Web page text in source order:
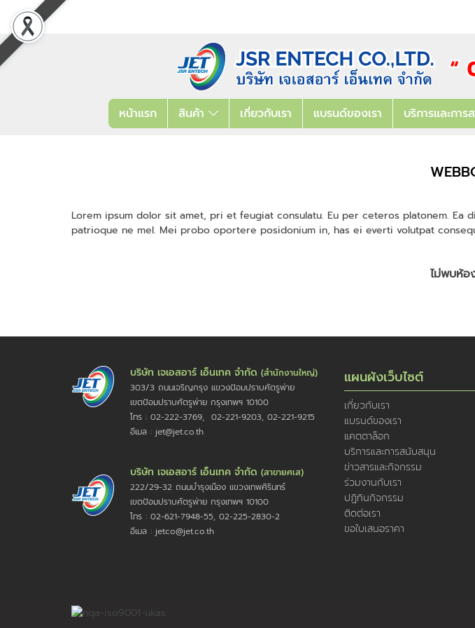
หน้าแรก สินค้า เกี่ยวกับเรา แบรนด์ของเรา บริการและกา
Lorem ipsum dolor sit amet, pri et feugiat consulatu. Eu per ceteros platonem. Ea
patrioque ne mel. Mei probo oportere posidonium in, has ei everti volutpat
ไม่พบห้อ
บริษัท เจเอสอาร์ เอ็นเทค จำกัด (สำนักงานใหญ่)
303/3 ถนนเจริญกรุง แขวงป้อมปราบศัตรูพ่าย
เขตป้อมปราบศัตรูพ่าย กรุงเทพฯ 10100
โทร : 02-222-3769, 02-221-9203, 02-221-9215
อีเมล : jet@jet.co.th
บริษัท เจเอสอาร์ เอ็นเทค จำกัด (สาขายศเส)
222/29-32 ถนนบำรุงเมือง แขวงเทพศิรินทร์
เขตป้อมปราบศัตรูพ่าย กรุงเทพฯ 10100
โทร : 02-621-7948-55, 02-225-2830-2
อีเมล : jetco@jet.co.th
แผนผังเว็บไซต์
เกี่ยวกับเรา
แบรนด์ของเรา
แคตตาล็อก
บริการและการสนับสนุน
ข่าวสารและกิจกรรม
ร่วมงานกับเรา
ปฏิทินกิจกรรม
ติดต่อเรา
ขอใบเสนอราคา